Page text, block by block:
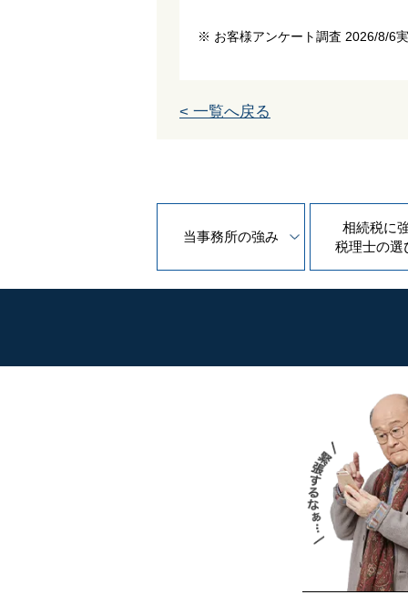
※ お客様アンケート調査 2026/8/6
< 一覧へ戻る
当事務所の強み
相続税に
税理士の選